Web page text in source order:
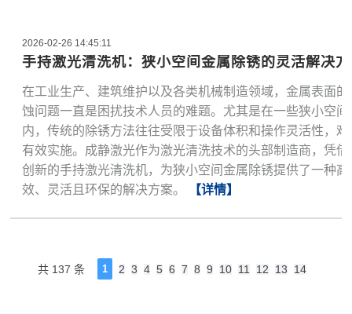
2026-02-26 14:45:11
手持激光清洗机：狭小空间金属除锈的灵活解决
在工业生产、建筑维护以及各类机械制造领域，金属表面的
蚀问题一直是困扰技术人员的难题。尤其是在一些狭小空间
内，传统的除锈方法往往受限于设备体积和操作灵活性，难
有效实施。成静激光作为激光清洗技术的头部制造商，凭借
创新的手持激光清洗机，为狭小空间金属除锈提供了一种高
效、灵活且环保的解决方案。
【详情】
共 137 条 1 2 3 4 5 6 7 8 9 10 11 12 13 14